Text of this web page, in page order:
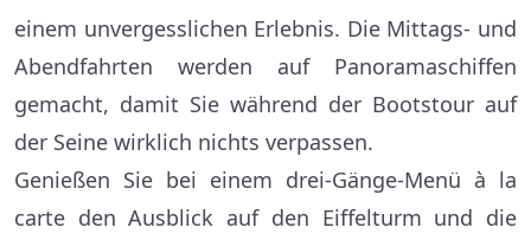
einem unvergesslichen Erlebnis. Die Mittags- und
Abendfahrten werden auf Panoramaschiffen
gemacht, damit Sie während der Bootstour auf
der Seine wirklich nichts verpassen.
Genießen Sie bei einem drei-Gänge-Menü à la
carte den Ausblick auf den Eiffelturm und die